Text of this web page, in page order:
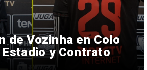
de Vozinha en Colo
Estadio y Contrato